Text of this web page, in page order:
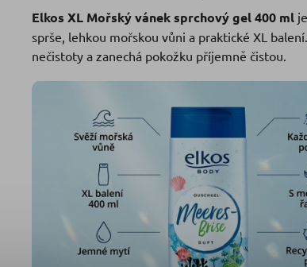
Elkos XL Mořský vánek sprchový gel 400 ml
sprše, lehkou mořskou vůni a praktické XL
nečistoty a zanechá pokožku příjemně čistou.